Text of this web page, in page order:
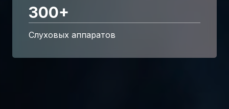
300+
Слуховых аппаратов